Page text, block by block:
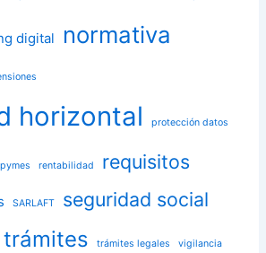
digital normativa
horizontal protección datos
pymes rentabilidad requisitos
SARLAFT seguridad social
trámites trámites legales vigilancia